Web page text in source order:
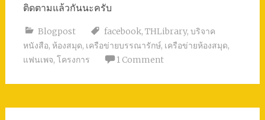
ติดตามแล้วกันนะครับ
Blogpost facebook, THLibrary, บริจาค
หนังสือ, ห้องสมุด, เครือข่ายบรรณารักษ์, เครือข่ายห้องสมุด,
แฟนเพจ, โครงการ 1 Comment